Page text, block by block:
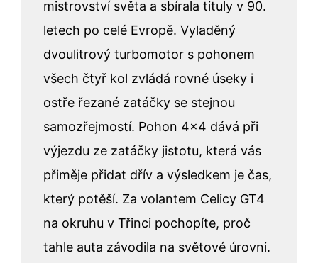
mistrovství světa a sbírala tituly v 90.
letech po celé Evropě. Vyladěný
dvoulitrový turbomotor s pohonem
všech čtyř kol zvládá rovné úseky i
ostře řezané zatáčky se stejnou
samozřejmostí. Pohon 4×4 dává při
výjezdu ze zatáčky jistotu, která vás
přiměje přidat dřív a výsledkem je čas,
který potěší. Za volantem Celicy GT4
na okruhu v Třinci pochopíte, proč
tahle auta závodila na světové úrovni.